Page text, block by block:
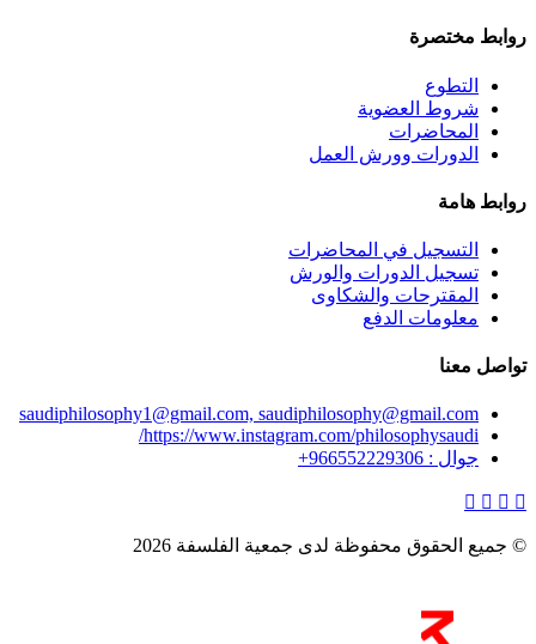
روابط مختصرة
التطوع
شروط العضوية
المحاضرات
الدورات وورش العمل
روابط هامة
التسجيل في المحاضرات
تسجيل الدورات والورش
المقترحات والشكاوى
معلومات الدفع
تواصل معنا
saudiphilosophy1@gmail.com, saudiphilosophy@gmail.com
https://www.instagram.com/philosophysaudi/
جوال : 966552229306+
© جميع الحقوق محفوظة لدى جمعية الفلسفة 2026